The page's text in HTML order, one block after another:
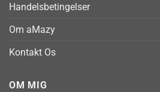
Handelsbetingelser
Om aMazy
Kontakt Os
OM MIG